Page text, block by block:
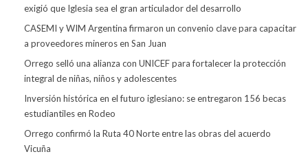
exigió que Iglesia sea el gran articulador del desarrollo
CASEMI y WIM Argentina firmaron un convenio clave para capacitar
a proveedores mineros en San Juan
Orrego selló una alianza con UNICEF para fortalecer la protección
integral de niñas, niños y adolescentes
Inversión histórica en el futuro iglesiano: se entregaron 156 becas
estudiantiles en Rodeo
Orrego confirmó la Ruta 40 Norte entre las obras del acuerdo
Vicuña